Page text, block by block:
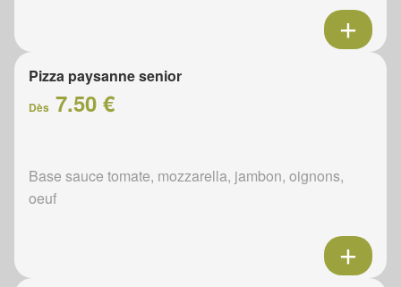
Pizza paysanne senior
Dès 7.50 €
Base sauce tomate, mozzarella, jambon, oignons,
oeuf